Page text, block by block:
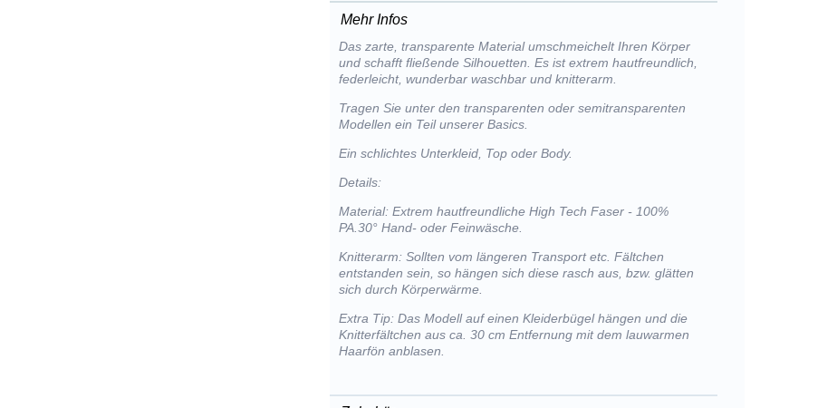
Mehr Infos
Das zarte, transparente Material umschmeichelt Ihren Körper
und schafft fließende Silhouetten. Es ist extrem hautfreundlich,
federleicht, wunderbar waschbar und knitterarm.
Tragen Sie unter den transparenten oder semitransparenten
Modellen ein Teil unserer Basics.
Ein schlichtes Unterkleid, Top oder Body.
Details:
Material: Extrem hautfreundliche High Tech Faser - 100%
PA.30° Hand- oder Feinwäsche.
Knitterarm: Sollten vom längeren Transport etc. Fältchen
entstanden sein, so hängen sich diese rasch aus, bzw. glätten
sich durch Körperwärme.
Extra Tip: Das Modell auf einen Kleiderbügel hängen und die
Knitterfältchen aus ca. 30 cm Entfernung mit dem lauwarmen
Haarfön anblasen.